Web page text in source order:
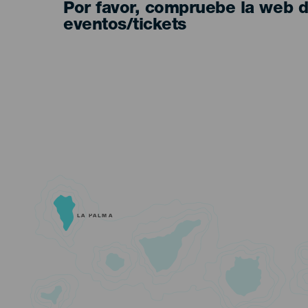
Por favor, compruebe la web
eventos/tickets
LA PALMA